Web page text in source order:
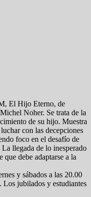
El Hijo Eterno, de
Noher. Se trata de la
de su hijo. Muestra
con las decepciones
foco en el desafío de
llegada de lo inesperado
que debe adaptarse a la
y sábados a las 20.00
Los jubilados y estudiantes